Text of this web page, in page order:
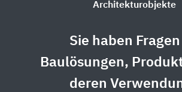
Architekturobjekte
Sie haben Fragen
Baulösungen,
deren